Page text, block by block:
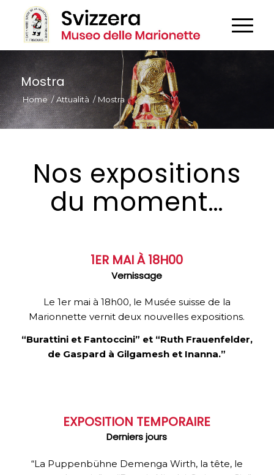
Mostra
Home / Attualità / Mostra
Nos expositions
du moment…
1ER MAI À 18H00
Vernissage
Le 1er mai à 18h00, le Musée suisse de la
Marionnette vernit deux nouvelles expositions.
“Burattini et Fantoccini” et “Ruth Frauenfelder,
de Gaspard à Gilgamesh et Inanna.”
EXPOSITION TEMPORAIRE
Derniers jours
“La Puppenbühne Demenga Wirth, la tête, le